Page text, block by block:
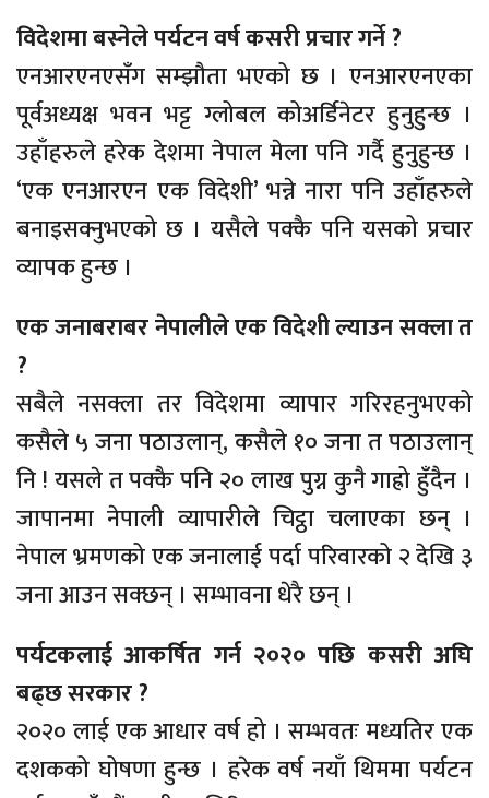
विदेशमा बस्नेले पर्यटन वर्ष कसरी प्रचार गर्ने ?
एनआरएनएसँग सम्झौता भएको छ । एनआरएनएका
पूर्वअध्यक्ष भवन भट्ट ग्लोबल कोअर्डिनेटर हुनुहुन्छ ।
उहाँहरुले हरेक देशमा नेपाल मेला पनि गर्दै हुनुहुन्छ ।
‘एक एनआरएन एक विदेशी’ भन्ने नारा पनि उहाँहरुले
बनाइसक्नुभएको छ । यसैले पक्कै पनि यसको प्रचार
व्यापक हुन्छ ।
एक जनाबराबर नेपालीले एक विदेशी ल्याउन सक्ला त
?
सबैले नसक्ला तर विदेशमा व्यापार गरिरहनुभएको
कसैले ५ जना पठाउलान्, कसैले १० जना त पठाउलान्
नि ! यसले त पक्कै पनि २० लाख पुग्न कुनै गाह्रो हुँदैन ।
जापानमा नेपाली व्यापारीले चिट्ठा चलाएका छन् ।
नेपाल भ्रमणको एक जनालाई पर्दा परिवारको २ देखि ३
जना आउन सक्छन् । सम्भावना धेरै छन् ।
पर्यटकलाई आकर्षित गर्न २०२० पछि कसरी अघि
बढ्छ सरकार ?
२०२० लाई एक आधार वर्ष हो । सम्भवतः मध्यतिर एक
दशकको घोषणा हुन्छ । हरेक वर्ष नयाँ थिममा पर्यटन